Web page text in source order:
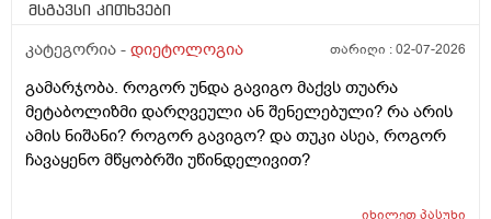
მსგავსი კითხვები
კატეგორია - დიეტოლოგია თარიღი :02-07-2026
გამარჯობა. როგორ უნდა გავიგო მაქვს თუარა
მეტაბოლიზმი დარღვეული ან შენელებული? რა არის
ამის ნიშანი? როგორ გავიგო? და თუკი ასეა, როგორ
ჩავაყენო მწყობრში უწინდელივით?
იხილეთპასუხი